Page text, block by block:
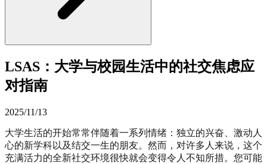
LSAS：大学与校园生活中的社交焦虑应
对指南
2025/11/13
大学生活的开始常常伴随着一系列情绪：独立的兴奋、激动人
心的新学科以及结交一生的朋友。然而，对许多人来说，这个
充满活力的全新社交环境很快就会变得令人不知所措。您可能